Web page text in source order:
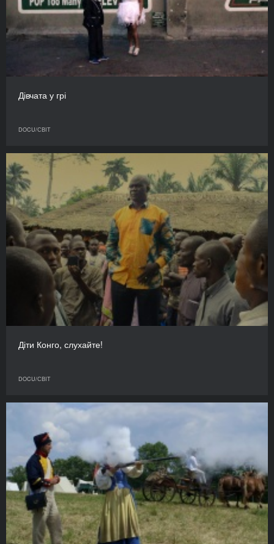
Дівчата у грі
DOCU/СВІТ
Діти Конго, слухайте!
DOCU/СВІТ